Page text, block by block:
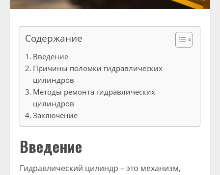
Содержание
Введение
Причины поломки гидравлических
цилиндров
Методы ремонта гидравлических
цилиндров
Заключение
Введение
Гидравлический цилиндр – это механизм,